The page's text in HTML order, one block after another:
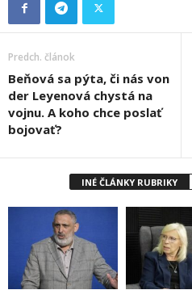
Predch. článok
Beňová sa pýta, či nás von
der Leyenová chystá na
vojnu. A koho chce poslať
bojovať?
INÉ ČLÁNKY RUBRIKY